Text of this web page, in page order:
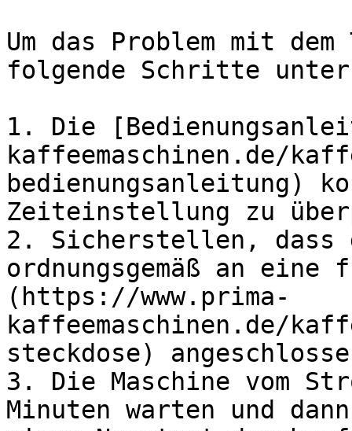
Um das Problem mit
folgende Schritte
1. Die
kaffeemaschinen.de/
bedienungsanleitung)
Zeiteinstellung zu
2. Sicherstellen, dass
ordnungsgemäß an
(https://www.prima-
kaffeemaschinen.de/
steckdose)
3. Die Maschine vom
Minuten warten und